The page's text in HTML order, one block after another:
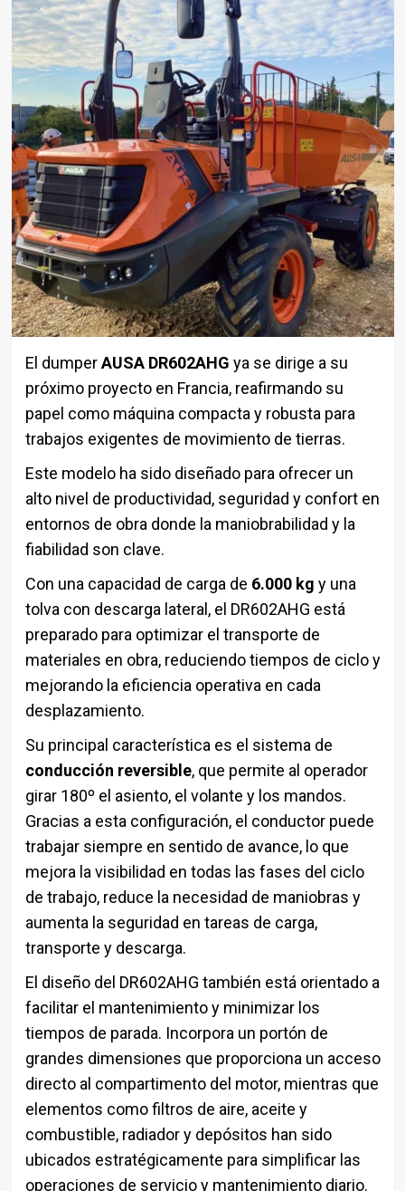
El dumperAUSA DR602AHG ya se dirige a su
próximo proyecto en Francia, reafirmando su
papel como máquina compacta y robusta para
trabajos exigentes de movimiento de tierras.
Este modelo ha sido diseñado para ofrecer un
alto nivel de productividad, seguridad y confort en
entornos de obra donde la maniobrabilidad y la
fiabilidad son clave.
Con una capacidad de carga de 6.000 kg y una
tolva con descarga lateral, el DR602AHG está
preparado para optimizar el transporte de
materiales en obra, reduciendo tiempos de ciclo y
mejorando la eficiencia operativa en cada
desplazamiento.
Su principal característica es el sistema de
conducción reversible, que permite al operador
girar 180º el asiento, el volante y los mandos.
Gracias a esta configuración, el conductor puede
trabajar siempre en sentido de avance, lo que
mejora la visibilidad en todas las fases del ciclo
de trabajo, reduce la necesidad de maniobras y
aumenta la seguridad en tareas de carga,
transporte y descarga.
El diseño del DR602AHG también está orientado a
facilitar el mantenimiento y minimizar los
tiempos de parada. Incorpora un portón de
grandes dimensiones que proporciona un acceso
directo al compartimento del motor, mientras que
elementos como filtros de aire, aceite y
combustible, radiador y depósitos han sido
ubicados estratégicamente para simplificar las
operaciones de servicio y mantenimiento diario.